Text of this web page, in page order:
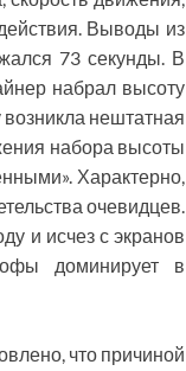
Выводы из
73 секунды. В
набрал высоту
нештатная
набора высоты
Характерно,
очевидцев.
и исчез с экранов
доминирует в
что причиной